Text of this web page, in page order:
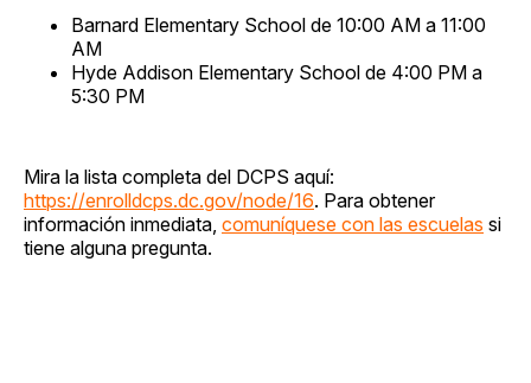
Barnard Elementary School de 10:00 AM a 11:00
AM
Hyde Addison Elementary School de 4:00 PM a
5:30 PM
Mira la lista completa del DCPS aquí:
https://enrolldcps.dc.gov/node/16. Para obtener
información inmediata, comuníquese con las escuelas si
tiene alguna pregunta.